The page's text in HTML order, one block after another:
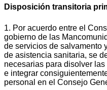
Disposición transitoria
1. Por acuerdo entre el
gobierno de las
de servicios de salvamento
de asistencia sanitaria, se
necesarias para disolver
e integrar
personal en el Consejo